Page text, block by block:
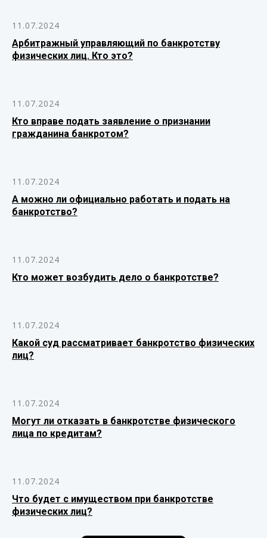
11.07.2024
Арбитражный управляющий по банкротству
физических лиц. Кто это?
11.07.2024
Кто вправе подать заявление о признании
гражданина банкротом?
11.07.2024
А можно ли официально работать и подать на
банкротство?
11.07.2024
Кто может возбудить дело о банкротстве?
11.07.2024
Какой суд рассматривает банкротство физических
лиц?
11.07.2024
Могут ли отказать в банкротстве физического
лица по кредитам?
11.07.2024
Что будет с имуществом при банкротстве
физических лиц?